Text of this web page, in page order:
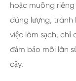
hoặc muỗng
đúng lượng, tránh
việc làm sạch, chỉ
đảm bảo mỗi lần
cậy.